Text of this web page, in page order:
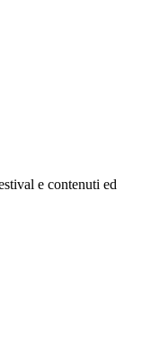
e contenuti ed